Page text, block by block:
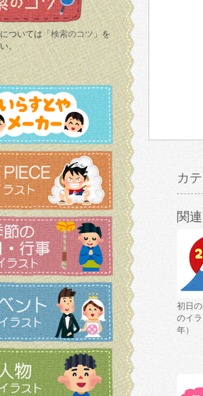
ついては「 検索のコツ 」を
。
カ
関
初日
のイ
年）